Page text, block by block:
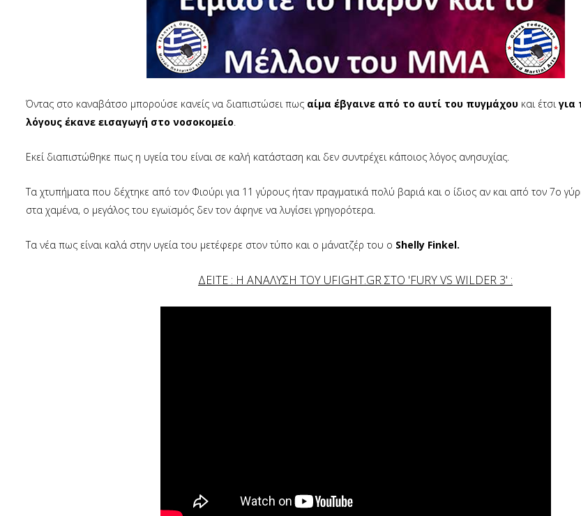
Όντας στο καναβάτσο μπορούσε κανείς να διαπιστώσει πως αίμα έβγαινε από το αυτί του πυγμάχου και έτσι για
λόγους έκανε εισαγωγή στο νοσοκομείο.
Εκεί διαπιστώθηκε πως η υγεία του είναι σε καλή κατάσταση και δεν συντρέχει κάποιος λόγος ανησυχίας.
Τα χτυπήματα που δέχτηκε από τον Φιούρι για 11 γύρους ήταν πραγματικά πολύ βαριά και ο ίδιος αν και από τον 7ο
στα χαμένα, ο μεγάλος του εγωϊσμός δεν τον άφηνε να λυγίσει γρηγορότερα.
Τα νέα πως είναι καλά στην υγεία του μετέφερε στον τύπο και ο μάνατζέρ του ο Shelly Finkel.
ΔΕΙΤΕ : Η ΑΝΑΛΥΣΗ ΤΟΥ UFIGHT.GR ΣΤΟ 'FURY VS WILDER 3' :